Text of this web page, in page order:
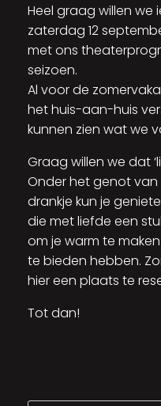
Heel graag willen
zaterdag 12
met ons
seizoen.
Al voor de
het huis-aan-huis
kunnen zien wat we
Graag willen we dat
Onder het genot
drankje kun je
die met liefde een
om je warm te
te bieden hebben.
hier een plaats te
Tot dan!